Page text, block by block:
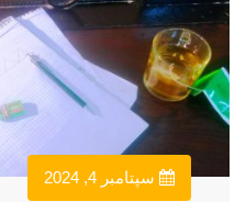
سپتامبر 4, 2024